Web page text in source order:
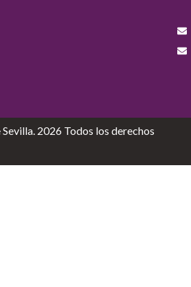
2026 Todos los derechos